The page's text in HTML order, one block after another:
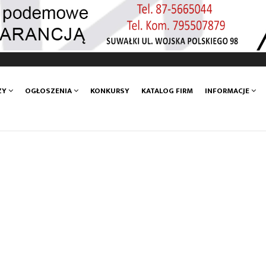
OGŁOSZENIA KONKURSY KATALOG FIRM INFORMACJE